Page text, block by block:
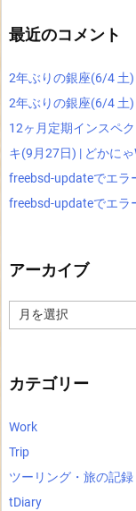
最近のコメント
2年ぶりの銀座(6/4 土)
2年ぶりの銀座(6/4 土)
12ヶ月定期インスペ
キ(9月27日) | どかにゃ
freebsd-updateでエラ
freebsd-updateでエラ
アーカイブ
ー
カテゴリー
Work
Trip
ツーリング・旅の記録
tDiary